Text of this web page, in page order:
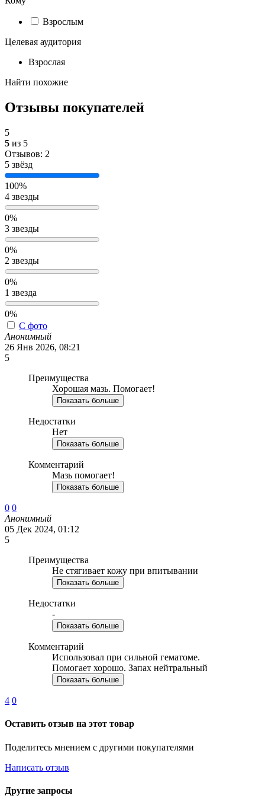
Взрослым
Целевая аудитория
Взрослая
Найти похожие
Отзывы покупателей
5
5 из 5
Отзывов: 2
5 звёзд
100%
4 звезды
0%
3 звезды
0%
2 звезды
0%
1 звезда
0%
С фото
Анонимный
26 Янв 2026, 08:21
5
Преимущества
Хорошая мазь. Помогает!
Показать больше
Недостатки
Нет
Показать больше
Комментарий
Мазь помогает!
Показать больше
0 0
Анонимный
05 Дек 2024, 01:12
5
Преимущества
Не стягивает кожу при впитывании
Показать больше
Недостатки
-
Показать больше
Комментарий
Использовал при сильной гематоме.
Помогает хорошо. Запах нейтральный
Показать больше
4 0
Оставить отзыв на этот товар
Поделитесь мнением с другими покупателями
Написать отзыв
Другие запросы